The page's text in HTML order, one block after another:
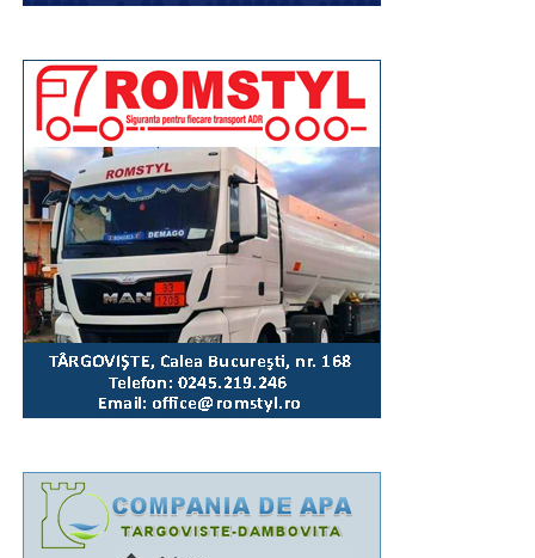
Nu am dat niciodată un leu niciunui inspector de control,
deși înțelegeam toate apropourile. Am refuzat să duc
plicuri, să dau ciocolate sau sticle de whisky. Am spus că
la un moment dat o să ajungem o țară normală și credeam
că sunt singura care mai crede asta. Ma bucur că nu e
așa!”, a explicat Daniela Rotaru, Constanța.
Unul din motivele invocate este seriozitatea de care dă
dovadă actualul președinte.
RECLAMA
”Am semnat pentru Klaus Johannis pentru că eu cred că
este cel mai reprezentabil Președinte care l-a avut